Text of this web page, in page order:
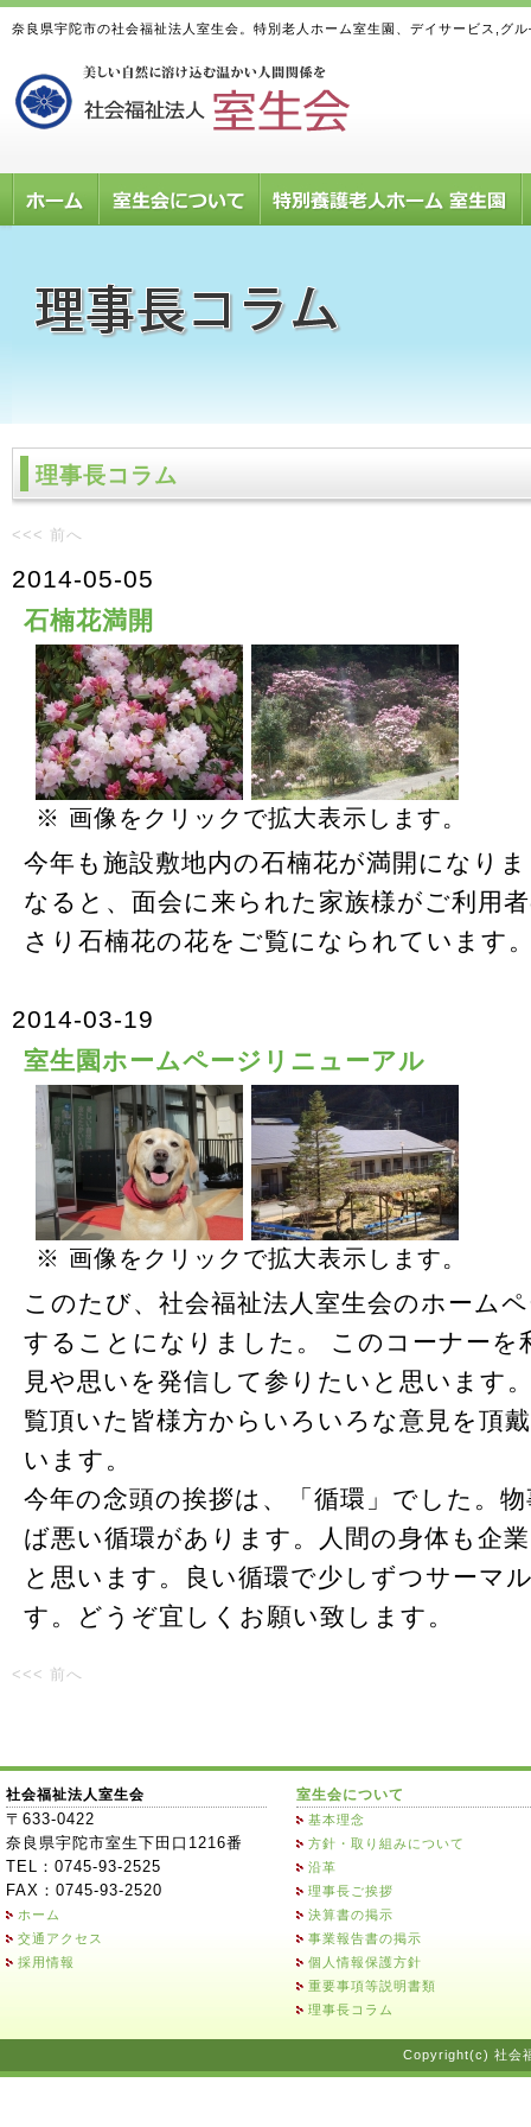
奈良県宇陀市の社会福祉法人室生会。特別老人ホーム室生園、デイサービス,グ
理事長コラム
<<< 前へ
2014-05-05
石楠花満開
※ 画像をクリックで拡大表示します。
今年も施設敷地内の石楠花が満開になり
なると、面会に来られた家族様がご利用
さり石楠花の花をご覧になられています
2014-03-19
室生園ホームページリニューアル
※ 画像をクリックで拡大表示します。
このたび、社会福祉法人室生会のホーム
することになりました。 このコーナーを
見や思いを発信して参りたいと思います
覧頂いた皆様方からいろいろな意見を頂
います。
今年の念頭の挨拶は、「循環」でした。
ば悪い循環があります。人間の身体も企
と思います。良い循環で少しずつサーマ
す。どうぞ宜しくお願い致します。
<<< 前へ
社会福祉法人室生会
〒633-0422
奈良県宇陀市室生下田口1216番
TEL：0745-93-2525
FAX：0745-93-2520
ホーム
交通アクセス
採用情報
室生会について
基本理念
方針・取り組みについて
沿革
理事長ご挨拶
決算書の掲示
事業報告書の掲示
個人情報保護方針
重要事項等説明書類
理事長コラム
Copyright(c) 社会